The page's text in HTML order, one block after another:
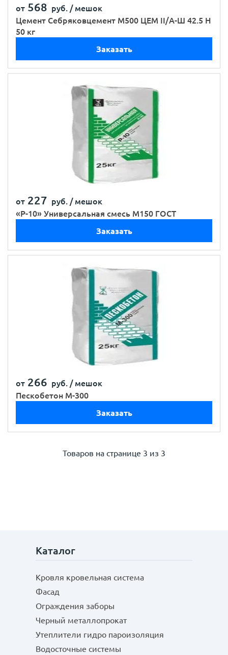
от 568 руб. / мешок
Цемент Себряковцемент М500 ЦЕМ II/А-Ш 42.5 Н
50 кг
Заказать
от 227 руб. / мешок
«Р-10» Универсальная смесь М150 ГОСТ
Заказать
от 266 руб. / мешок
Пескобетон М-300
Заказать
Товаров на странице 3 из 3
Каталог
Кровля кровельная система
Фасад
Ограждения заборы
Черный металлопрокат
Утеплители гидро пароизоляция
Водосточные системы